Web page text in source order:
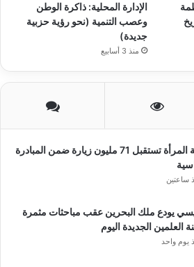
الإدارة المحلية: ذاكرة الوطن
وعصب التنمية (نحو رؤية حزبية
جديدة)
منذ 3 أسابيع
صحة المرأة تستقبل 71 مليون زيارة ضمن المبادرة
ساعتين
يودع ملك البحرين عقب مباحثات مثمرة
العلمين الجديدة اليوم
يوم واحد